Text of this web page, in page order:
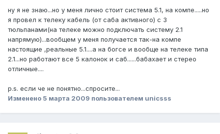
ну я не знаю...но у меня лично стоит система 5.1, на компе.....но
я провел к телеку кабель (от саба активного) с 3
тюльпанами(на телеке можно подключать систему 2.1
напрямую)...вообщем у меня получается так-на компе
настоящие ,реальные 5.1....а на богсе и вообще на телеке типа
2.1...но работают все 5 калонок и саб......бабахает и стерео
отличные....
p.s. если че не понятно...спросите...
Изменено 5 марта 2009 пользователем unicsss